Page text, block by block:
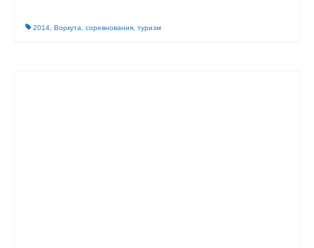
2014 Воркута соревнования туризм